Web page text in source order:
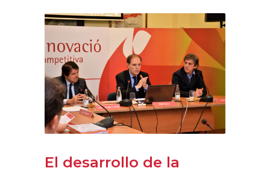
El desarrollo de la